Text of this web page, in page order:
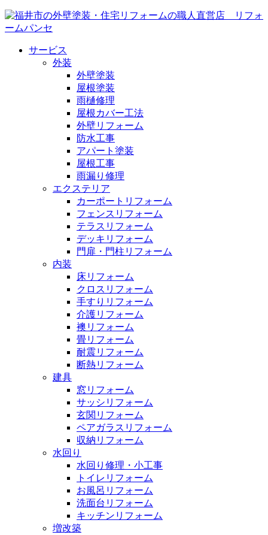
サービス
外装
外壁塗装
屋根塗装
雨樋修理
屋根カバー工法
外壁リフォーム
防水工事
アパート塗装
屋根工事
雨漏り修理
エクステリア
カーポートリフォーム
フェンスリフォーム
テラスリフォーム
デッキリフォーム
門扉・門柱リフォーム
内装
床リフォーム
クロスリフォーム
手すりリフォーム
介護リフォーム
襖リフォーム
畳リフォーム
耐震リフォーム
断熱リフォーム
建具
窓リフォーム
サッシリフォーム
玄関リフォーム
ペアガラスリフォーム
収納リフォーム
水回り
水回り修理・小工事
トイレリフォーム
お風呂リフォーム
洗面台リフォーム
キッチンリフォーム
増改築